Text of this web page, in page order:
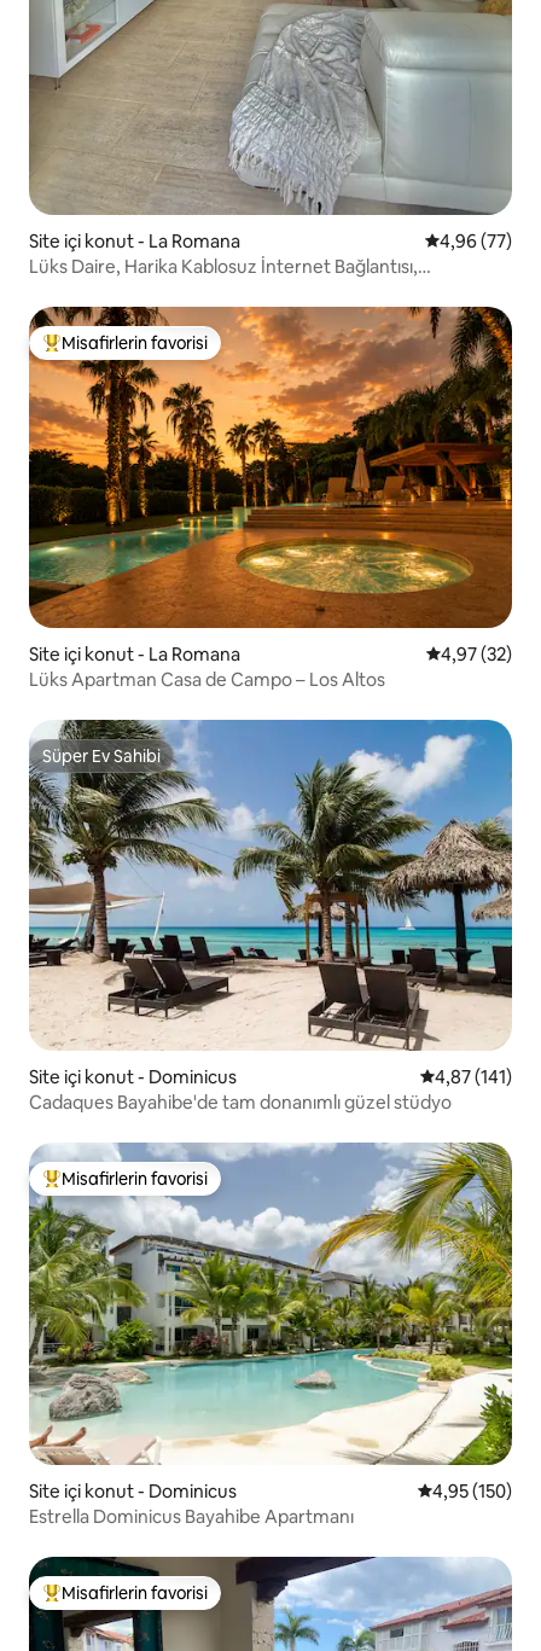
Site içi konut - La Romana 5 üzerinden
4,96 (77)
Lüks Daire, Harika Kablosuz İnternet Bağlantısı,
Misafirlerin favorilerinden en beğenilenler arasında
Misafirlerin favorisi
Site içi konut - La Romana 5 üzerinden
4,97 (32)
Lüks Apartman Casa de Campo – Los Altos
Süper Ev Sahibi
Süper Ev Sahibi
Site içi konut - Dominicus 5 üzerinden
4,87 (141)
Cadaques Bayahibe'de tam donanımlı güzel stüdyo
Misafirlerin favorilerinden en beğenilenler arasında
Misafirlerin favorisi
Site içi konut - Dominicus 5 üzerinden
4,95 (150)
Estrella Dominicus Bayahibe Apartmanı
Misafirlerin favorilerinden en beğenilenler arasında
Misafirlerin favorisi